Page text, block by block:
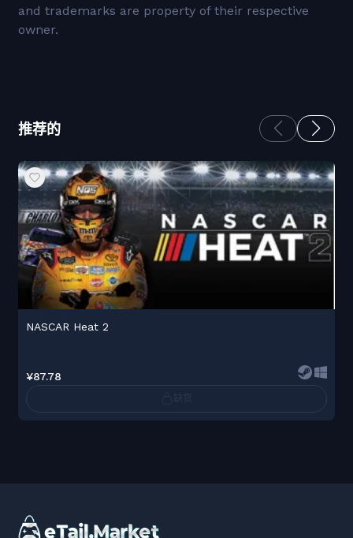
and trademarks are property of their respective
owner.
推荐的
NASCAR Heat 2
¥87.78